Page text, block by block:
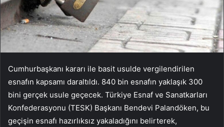
Cumhurbaşkanı kararı ile basit usulde vergilendirilen
esnafın kapsamı daraltıldı. 840 bin esnafın yaklaşık 300
bini gerçek usule geçecek. Türkiye Esnaf ve Sanatkarları
Konfederasyonu (TESK) Başkanı Bendevi Palandöken, bu
geçişin esnafı hazırlıksız yakaladığını belirterek,